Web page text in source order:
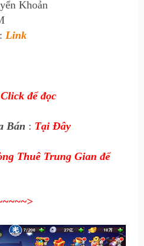
Khoản
: Link
Click để đọc
Bán : Tại Đây
Thuê Trung Gian để
>